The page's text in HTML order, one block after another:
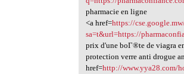
pharmacie en ligne
<a href=https://
sa=t&url=https://
prix d'une boГ®te de viagra
protection verre anti drogue
href=http://www.yya28.com/